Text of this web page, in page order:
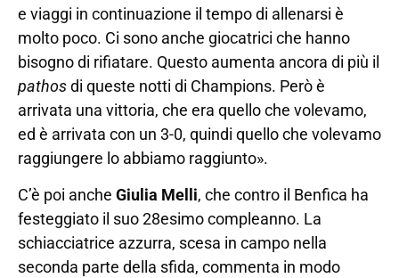
e viaggi in continuazione il tempo di allenarsi è
molto poco. Ci sono anche giocatrici che hanno
bisogno di rifiatare. Questo aumenta ancora di più il
pathosdi queste notti di Champions. Però è
arrivata una vittoria, che era quello che volevamo,
ed è arrivata con un 3-0, quindi quello che volevamo
raggiungere lo abbiamo raggiunto».
C’è poi anche Giulia Melli, che contro il Benfica ha
festeggiato il suo 28esimo compleanno. La
schiacciatrice azzurra, scesa in campo nella
seconda parte della sfida, commenta in modo